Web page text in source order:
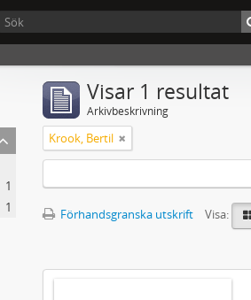
1
1
Visar 1 resultat
Arkivbeskrivning
Krook, Bertil
Förhandsgranska utskrift
Visa: